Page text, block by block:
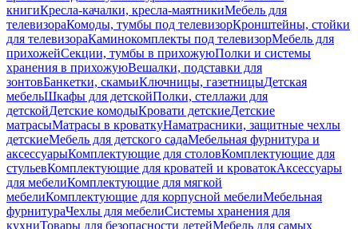
книгиКресла-качалки, кресла-маятникиМебель для
телевизораКомоды, тумбы под телевизорКронштейны, стойки
для телевизораКаминокомплекты под телевизорМебель для
прихожейСекции, тумбы в прихожуюПолки и системы
хранения в прихожуюВешалки, подставки для
зонтовБанкетки, скамьиКлючницы, газетницыДетская
мебельШкафы для детскойПолки, стеллажи для
детскойДетские комодыКровати детскиеДетские
матрасыМатрасы в кроваткуНаматрасники, защитные чехлы
детскиеМебель для детского садаМебельная фурнитура и
аксессуарыКомплектующие для столовКомплектующие для
стульевКомплектующие для кроватей и кроватокАксессуары
для мебелиКомплектующие для мягкой
мебелиКомплектующие для корпусной мебелиМебельная
фурнитураЧехлы для мебелиСистемы хранения для
кухниТовары для безопасности детейМебель для самых